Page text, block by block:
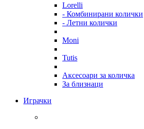
Lorelli
- Комбинирани колички
- Летни колички
Moni
Tutis
Аксесоари за количка
За близнаци
Играчки